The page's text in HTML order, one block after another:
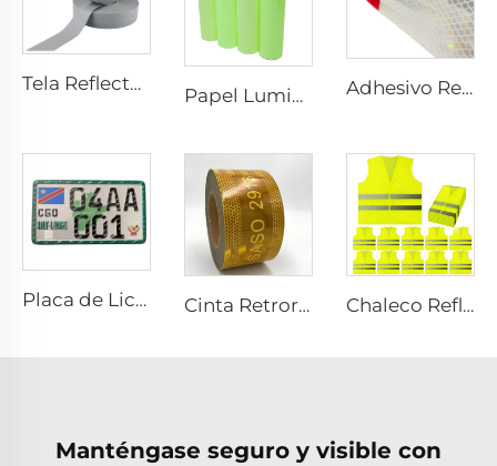
Tela Reflectante Gris, Cinta Reflectante de Alta Luminosidad para Coser en Prendas, Chalecos y Chaquetas
Papel Luminiscente Adhesivo, Papel Autoluminiscente Adhesivo, Adhesivo Vinílico Fotoluminiscente para Decoración Adhesivo Reflectante Rojo y Blanco, Cinta Reflectante, Cinta Reflectante Dot C2 para Camión
Placa de Licencia Personalizada de Aluminio a Medida por Fábrica Cinta Retroreflectante SASO 2913 Amarilla para Camión y Remolque Chaleco Reflectante de Seguridad Personalizado con Logotipo, Ropa de Seguridad con Cremallera Reflectante para Construcción
Manténgase seguro y visible con